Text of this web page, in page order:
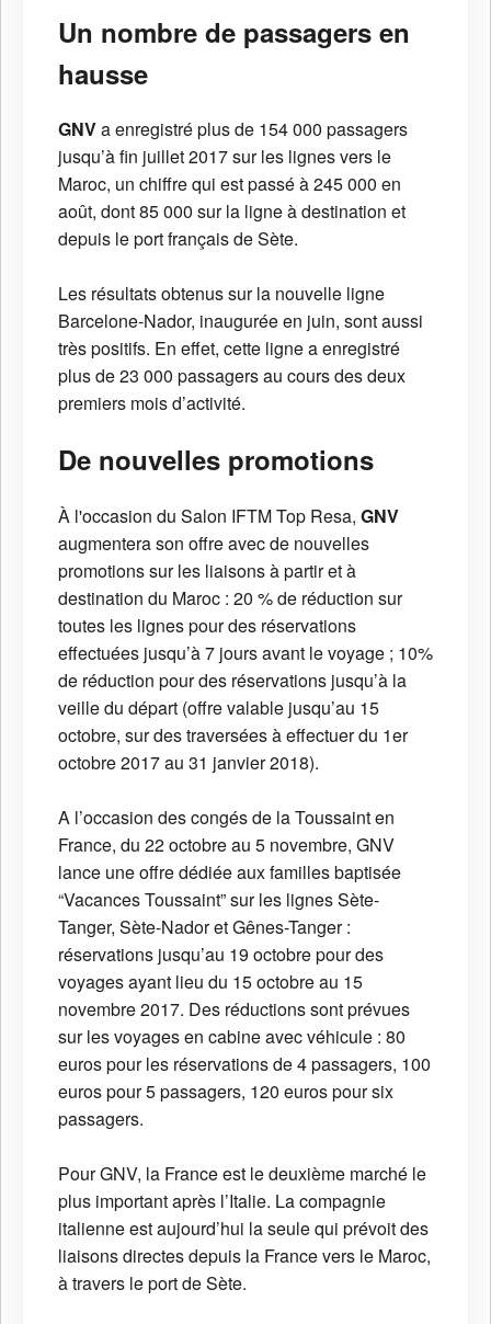
Un nombre de passagers en
hausse
GNVa enregistré plus de 154 000 passagers
jusqu’à fin juillet 2017 sur les lignes vers le
Maroc, un chiffre qui est passé à 245 000 en
août, dont 85 000 sur la ligne à destination et
depuis le port français de Sète.
Les résultats obtenus sur la nouvelle ligne
Barcelone-Nador, inaugurée en juin, sont aussi
très positifs. En effet, cette ligne a enregistré
plus de 23 000 passagers au cours des deux
premiers mois d’activité.
De nouvelles promotions
À l'occasion du Salon IFTM Top Resa, GNV
augmentera son offre avec de nouvelles
promotions sur les liaisons à partir et à
destination du Maroc : 20 % de réduction sur
toutes les lignes pour des réservations
effectuées jusqu’à 7 jours avant le voyage ; 10%
de réduction pour des réservations jusqu’à la
veille du départ (offre valable jusqu’au 15
octobre, sur des traversées à effectuer du 1er
octobre 2017 au 31 janvier 2018).
A l’occasion des congés de la Toussaint en
France, du 22 octobre au 5 novembre, GNV
lance une offre dédiée aux familles baptisée
“Vacances Toussaint” sur les lignes Sète-
Tanger, Sète-Nador et Gênes-Tanger :
réservations jusqu’au 19 octobre pour des
voyages ayant lieu du 15 octobre au 15
novembre 2017. Des réductions sont prévues
sur les voyages en cabine avec véhicule : 80
euros pour les réservations de 4 passagers, 100
euros pour 5 passagers, 120 euros pour six
passagers.
Pour GNV, la France est le deuxième marché le
plus important après l’Italie. La compagnie
italienne est aujourd’hui la seule qui prévoit des
liaisons directes depuis la France vers le Maroc,
à travers le port de Sète.